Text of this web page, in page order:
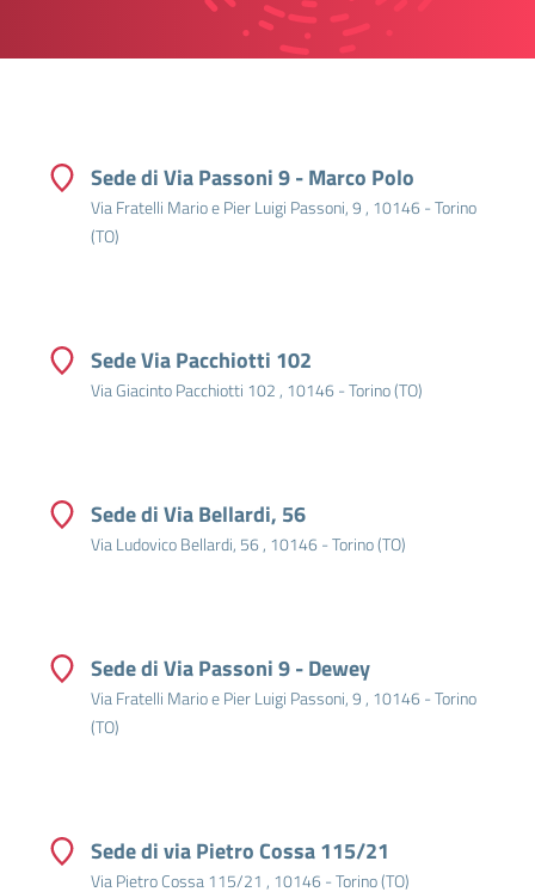
Sede di Via Passoni 9 - Marco Polo
Via Fratelli Mario e Pier Luigi Passoni, 9 , 10146 - Torino
(TO)
Sede Via Pacchiotti 102
Via Giacinto Pacchiotti 102 , 10146 - Torino (TO)
Sede di Via Bellardi, 56
Via Ludovico Bellardi, 56 , 10146 - Torino (TO)
Sede di Via Passoni 9 - Dewey
Via Fratelli Mario e Pier Luigi Passoni, 9 , 10146 - Torino
(TO)
Sede di via Pietro Cossa 115/21
Via Pietro Cossa 115/21 , 10146 - Torino (TO)